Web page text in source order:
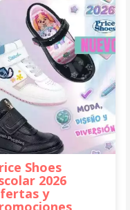
Shoes
2026
y